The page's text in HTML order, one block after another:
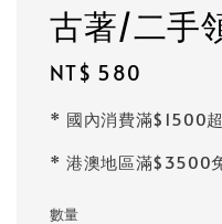
古著/二手
Regular
NT$ 580
* 國內消費滿$1500
* 港澳地區滿$3500
數量